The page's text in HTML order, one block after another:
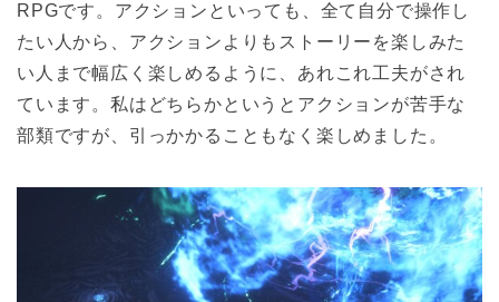
RPGです。アクションといっても、全て自分で操作し
たい人から、アクションよりもストーリーを楽しみた
い人まで幅広く楽しめるように、あれこれ工夫がされ
ています。私はどちらかというとアクションが苦手な
部類ですが、引っかかることもなく楽しめました。